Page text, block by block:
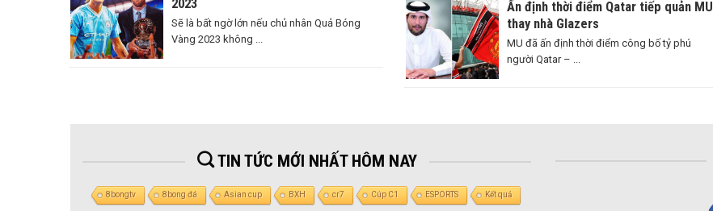
2023
Sẽ là bất ngờ lớn nếu chủ nhân Quả Bóng
Vàng 2023 không ...
Ấn định thời điểm Qatar tiếp quản MU
thay nhà Glazers
MU đã ấn định thời điểm công bố tỷ phú
người Qatar – ...
TIN TỨC MỚI NHẤT HÔM NAY
8bongtv 8bong đá Asian cup BXH cr7 Cúp C1 ESPORTS Kết quả